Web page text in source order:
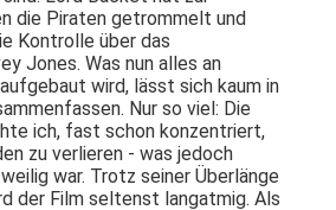
die Piraten getrommelt und
Kontrolle über das
Jones. Was nun alles an
wird, lässt sich kaum in
Nur so viel: Die
ich, fast schon konzentriert,
zu verlieren - was jedoch
war. Trotz seiner Überlänge
der Film seltenst langatmig. Als